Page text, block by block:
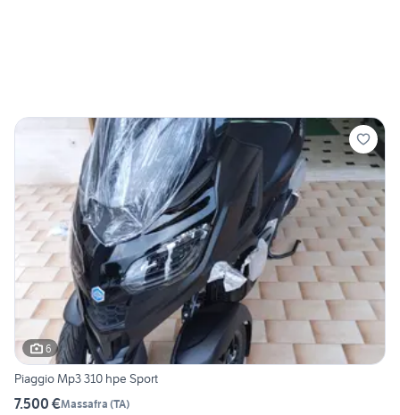
6
Piaggio Mp3 310 hpe Sport
7.500 €Massafra (TA)